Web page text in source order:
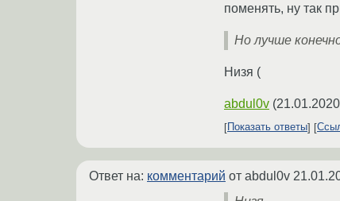
поменять, ну так
Но лучше
Низя (
abdul0v (
Показать ответы
Ответ на: комментарий от abdul0v